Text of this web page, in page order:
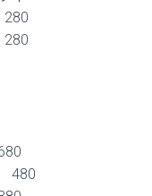
280
280
480